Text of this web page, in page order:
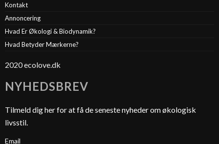
Kontakt
Annoncering
Hvad Er Økologi & Biodynamik?
Hvad Betyder Mærkerne?
2020 ecolove.dk
NYHEDSBREV
Tilmeld dig her for at få de seneste nyheder om økologisk
livsstil.
Email